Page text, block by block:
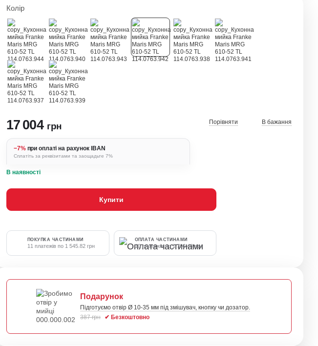
Колір
17 004 грн
−7% при оплаті на рахунок IBAN
Сплатіть за реквізитами та заощадьте 7%
В наявності
Порівняти В бажання
Купити
ПОКУПКА ЧАСТИНАМИ
11 платежів по 1 545.82 грн
ОПЛАТА ЧАСТИНАМИ
10 платежів по 1 700.40 грн
Подарунок
Підготуємо отвір Ø 10-35 мм під змішувач, кнопку чи дозатор.
387 грн
✔ Безкоштовно